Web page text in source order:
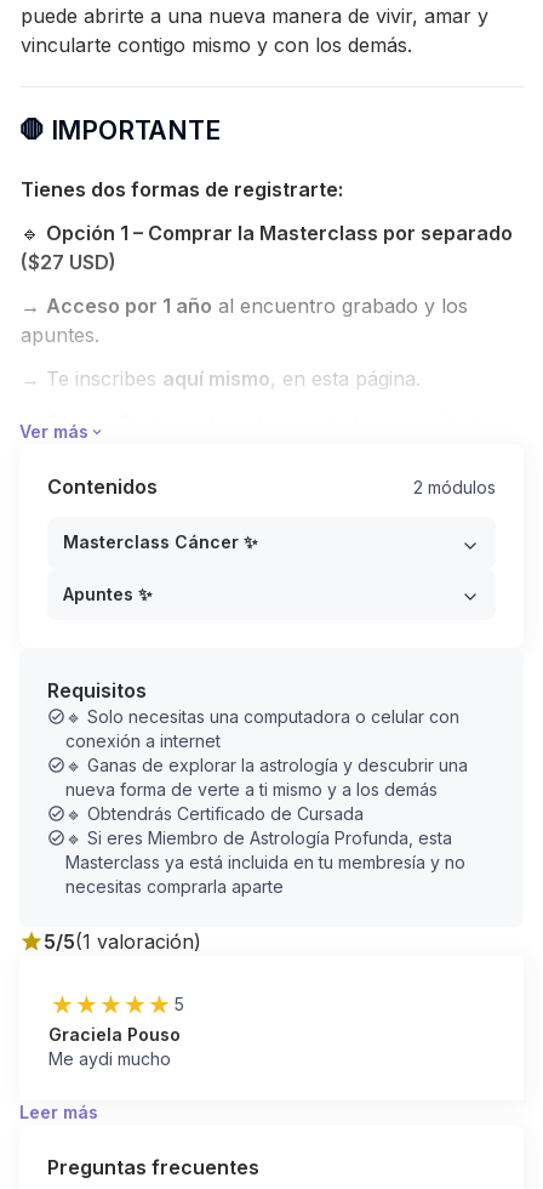
puede abrirte a una nueva manera de vivir, amar y
vincularte contigo mismo y con los demás.
🛑 IMPORTANTE
Tienes dos formas de registrarte:
🔹 Opción 1 – Comprar la Masterclass por separado
($27 USD)
→ Acceso por 1 año al encuentro grabado y los
apuntes.
→ Te inscribes aquí mismo, en esta página.
🔹Opción 2 – Acceder a través de la comunidad
Si eres miembro de la comunidad
necesitas comprarlo aparte.
Tendrás acceso mientras mantengas tu
Si prefieres esta segunda opción, únete a la
membresía aquí:
https://laumattiviastro.com/me...
¿Qué aprenderás en esta masterclass?
y tus necesidades insatisfechas de la infancia.
✔️ Por qué no podemos sanar lo que no nos
permitimos sentir.
✔️ Cómo maternar(te) y crear un hogar interior
sobreprotección, represión emocional y proyección.
Ver más
Contenidos 2 módulos
Masterclass Cáncer ✨
Apuntes ✨
Requisitos
🔹 Solo necesitas una computadora o celular con
conexión a internet
🔹 Ganas de explorar la astrología y descubrir una
nueva forma de verte a ti mismo y a los demás
🔹 Obtendrás Certificado de Cursada
🔹 Si eres Miembro de Astrología Profunda, esta
Masterclass ya está incluida en tu membresía y no
necesitas comprarla aparte
5/5(1 valoración)
5
Graciela Pouso
Me aydi mucho
Leer más
Preguntas frecuentes